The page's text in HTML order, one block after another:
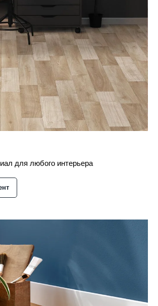
для любого интерьера